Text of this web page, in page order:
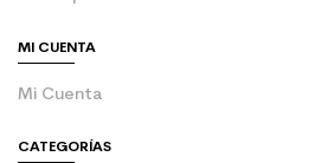
MI CUENTA
Mi Cuenta
CATEGORÍAS